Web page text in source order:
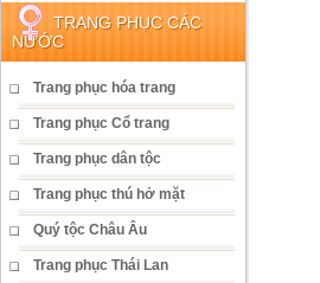
TRANG PHỤC CÁC
NƯỚC
Trang phục hóa trang
Trang phục Cổ trang
Trang phục dân tộc
Trang phục thú hở mặt
Quý tộc Châu Âu
Trang phục Thái Lan